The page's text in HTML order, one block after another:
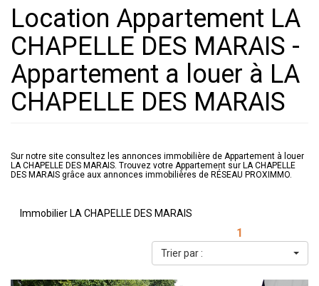
Location Appartement LA
CHAPELLE DES MARAIS -
Appartement a louer à LA
CHAPELLE DES MARAIS
Sur notre site consultez les annonces immobilière de Appartement à louer
LA CHAPELLE DES MARAIS. Trouvez votre Appartement sur LA CHAPELLE
DES MARAIS grâce aux annonces immobilières de RÉSEAU PROXIMMO.
Immobilier LA CHAPELLE DES MARAIS
1
Trier par :